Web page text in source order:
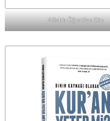
Allah'a Öğretilen Din